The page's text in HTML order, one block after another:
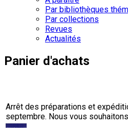
Par bibliothèques
Par collections
Revues
Actualités
Panier d'achats
Arrêt des préparations et
septembre. Nous vous